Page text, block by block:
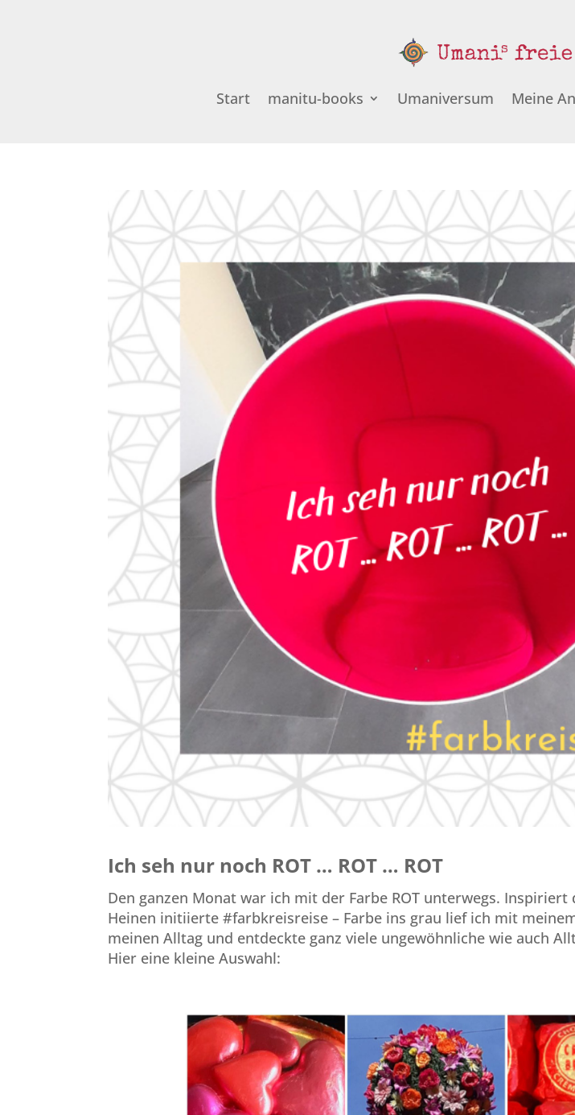
Start manitu-books Umaniversum Meine
Ich seh nur noch ROT … ROT … ROT
Den ganzen Monat war ich mit der Farbe ROT unterwegs. Inspiriert
Heinen initiierte #farbkreisreise – Farbe ins grau lief ich mit
meinen Alltag und entdeckte ganz viele ungewöhnliche wie auch
Hier eine kleine Auswahl: